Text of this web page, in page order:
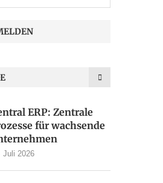
ERP: Zentrale
für wachsende
Juli 2026